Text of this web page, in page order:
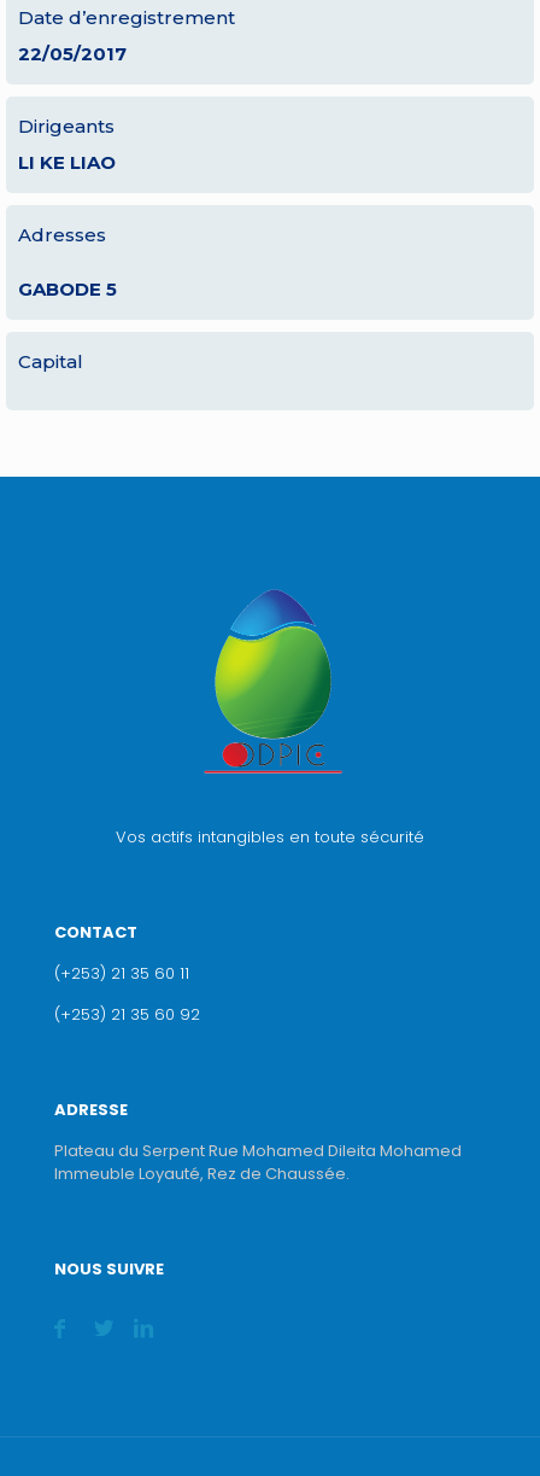
Date d’enregistrement
22/05/2017
Dirigeants
LI KE LIAO
Adresses
GABODE 5
Capital
Vos actifs intangibles en toute sécurité
CONTACT
(+253) 21 35 60 11
(+253) 21 35 60 92
ADRESSE
Plateau du Serpent Rue Mohamed Dileita Mohamed
Immeuble Loyauté, Rez de Chaussée.
NOUS SUIVRE